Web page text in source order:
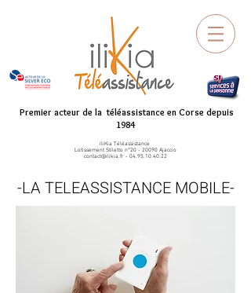
Premier acteur de la téléassistance en Corse depuis
1984
iliKia Téléassistance
Lotissement Stiletto n°20 - 20090 Ajaccio
contact@ilikia.fr - 04.95.10.40.22
-LA TELEASSISTANCE MOBILE-